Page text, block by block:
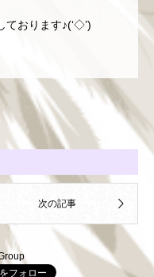
おります♪(‘◇’)ゞ